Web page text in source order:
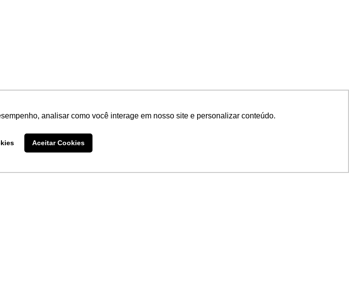
analisar como você interage em nosso site e personalizar conteúdo.
Aceitar Cookies